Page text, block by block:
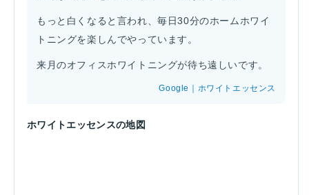
もっと白くなると言われ、毎日30分のホームホワイ
トニングを楽しんでやっています。
来月のオフィスホワイトニングが待ち遠しいです。
Google｜ホワイトエッセンス
ホワイトエッセンスの地図